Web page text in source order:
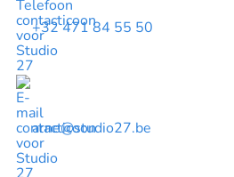
+32 471 84 55 50
arne@studio27.be